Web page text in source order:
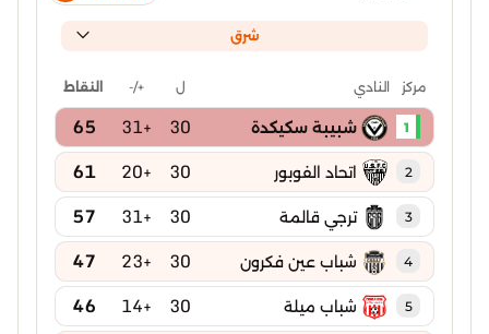
شرق
مركز النادي ل +/- النقاط
1 شبيبة سكيكدة 30
+31
65
2 اتحاد الفوبور 30
+20
61
3 ترجي قالمة 30
+31
57
4 شباب عين فكرون 30
+23
47
5 شباب ميلة 30
+14
46